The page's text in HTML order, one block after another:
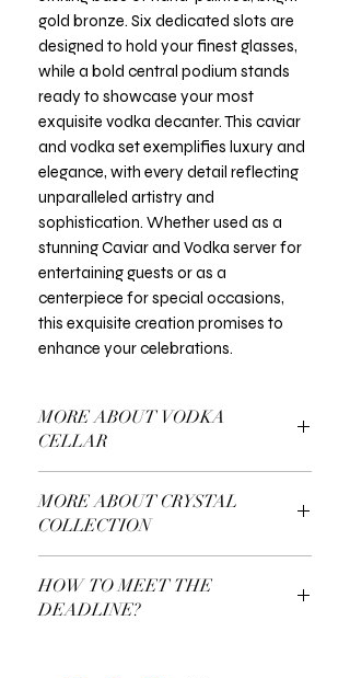
gold bronze. Six dedicated slots are
designed to hold your finest glasses,
while a bold central podium stands
ready to showcase your most
exquisite vodka decanter. This caviar
and vodka set exemplifies luxury and
elegance, with every detail reflecting
unparalleled artistry and
sophistication. Whether used as a
stunning Caviar and Vodka server for
entertaining guests or as a
centerpiece for special occasions,
this exquisite creation promises to
enhance your celebrations.
MORE ABOUT VODKA
CELLAR
Vodka Serving Set
MORE ABOUT CRYSTAL
COLLECTION
HOW TO MEET THE
DEADLINE?